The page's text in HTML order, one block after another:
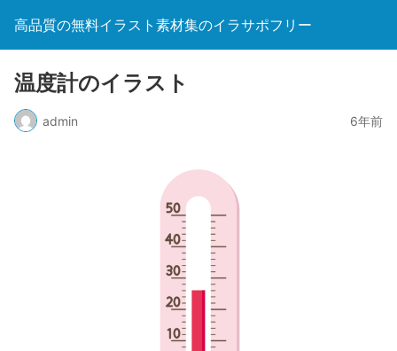
高品質の無料イラスト素材集のイラサポフリー
温度計のイラスト
admin 6年前